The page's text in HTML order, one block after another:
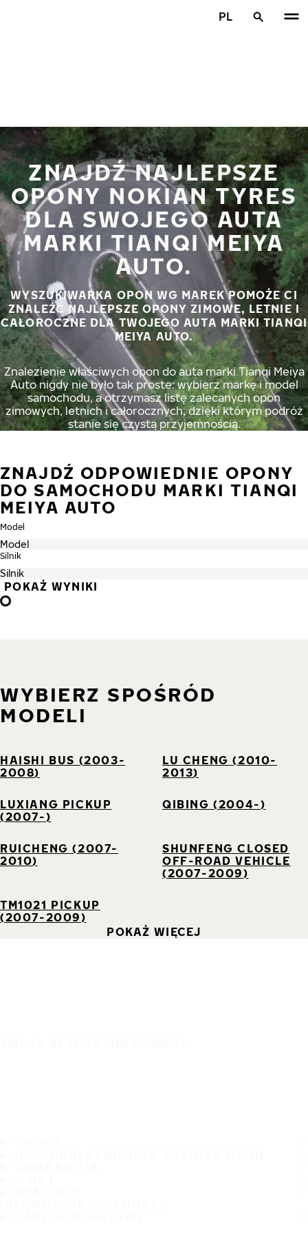
PL
ZNAJDŹ NAJLEPSZE
OPONY NOKIAN TYRES
DLA SWOJEGO AUTA
MARKI TIANQI MEIYA
AUTO.
WYSZUKIWARKA OPON WG MAREK POMOŻE CI
ZNALEŹĆ NAJLEPSZE OPONY ZIMOWE, LETNIE I
CAŁOROCZNE DLA TWOJEGO AUTA MARKI TIANQI
MEIYA AUTO.
Znalezienie właściwych opon do auta marki Tianqi Meiya
Auto nigdy nie było tak proste: wybierz markę i model
samochodu, a otrzymasz listę zalecanych opon
zimowych, letnich i całorocznych, dzięki którym podróż
stanie się czystą przyjemnością.
ZNAJDŹ ODPOWIEDNIE OPONY
DO SAMOCHODU MARKI TIANQI
MEIYA AUTO
Model
Silnik
POKAŻ WYNIKI
WYBIERZ SPOŚRÓD
MODELI
HAISHI BUS (2003-
2008)
LU CHENG (2010-
2013)
LUXIANG PICKUP
(2007-)
QIBING (2004-)
RUICHENG (2007-
2010)
SHUNFENG CLOSED
OFF-ROAD VEHICLE
(2007-2009)
TM1021 PICKUP
(2007-2009)
POKAŻ WIĘCEJ